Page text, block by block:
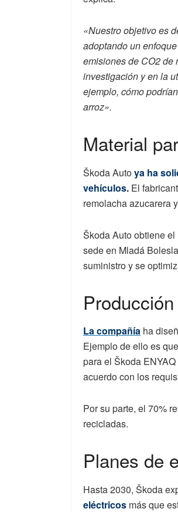
«Nuestro objetivo es
adoptando un
emisiones de CO2 de
investigación y en la
ejemplo, cómo
arroz».
Material
Škoda Autoya ha
vehículos. El
remolacha azucarera
Škoda Auto obtiene
sede en Mladá
suministro y se
La compañía ha
Ejemplo de ello es
para el Škoda
acuerdo con los
Por su parte, el 70%
recicladas.
Planes de
Hasta 2030, Škoda
eléctricos más que